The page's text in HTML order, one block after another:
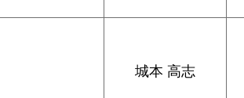
城本 高志